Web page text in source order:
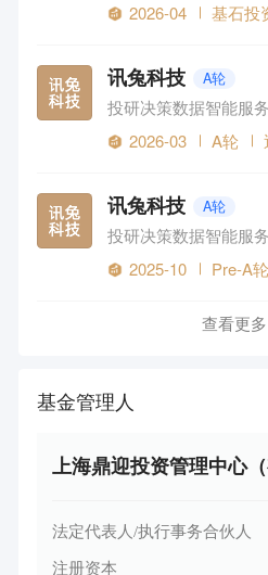
2026-04 基石投
讯兔科技 A轮
投研决策数据智能服
2026-03 A轮
讯兔科技 A轮
投研决策数据智能服
2025-10 Pre-A轮
查看更多
基金管理人
上海鼎迎投资管理中心
法定代表人/执行事务合伙人
注册资本